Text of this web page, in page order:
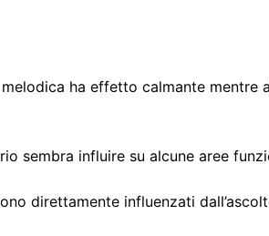
ha effetto calmante
sembra influire su alcune aree
direttamente influenzati